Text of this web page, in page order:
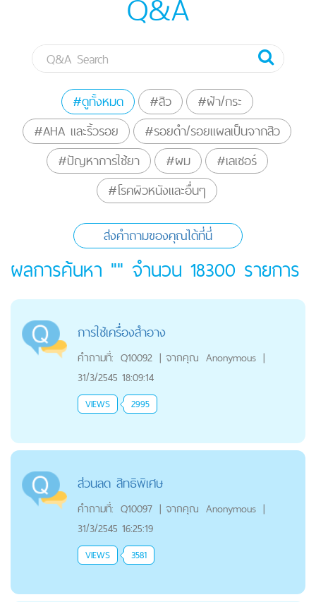
#ดูทั้งหมด #สิว
#ฝ้า/กระ
#AHA และริ้วรอย
#รอยดำ/รอยแผลเป็นจากสิว
#ปัญหาการใช้ยา
#ผม
#เลเซอร์
#โรคผิวหนังและอื่นๆ
ส่งคำถามของคุณได้ที่นี่
ผลการค้นหา "" จำนวน 18300 รายการ
การใช้เครื่องสำอาง
คำถามที่: Q10092 | จากคุณ Anonymous |
31/3/2545 18:09:14
VIEWS 2995
ส่วนลด สิทธิพิเศษ
คำถามที่: Q10097 | จากคุณ Anonymous |
31/3/2545 16:25:19
VIEWS 3581